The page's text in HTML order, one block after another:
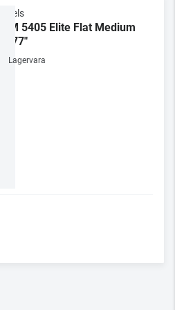
Vogels
TVM 5405 Elite Flat Medium
32-77"
Lagervara